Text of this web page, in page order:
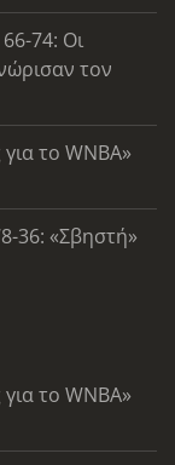
74: Οι
τον
το WNBA»
36: «Σβηστή»
το WNBA»